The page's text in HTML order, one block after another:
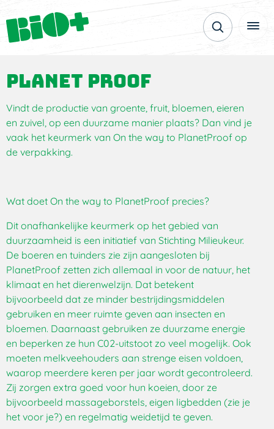
Planet proof
Vindt de productie van groente, fruit, bloemen, eieren
en zuivel, op een duurzame manier plaats? Dan vind je
vaak het keurmerk van On the way to PlanetProof op
de verpakking.
Wat doet On the way to PlanetProof precies?
Dit onafhankelijke keurmerk op het gebied van
duurzaamheid is een initiatief van Stichting Milieukeur.
De boeren en tuinders zie zijn aangesloten bij
PlanetProof zetten zich allemaal in voor de natuur, het
klimaat en het dierenwelzijn. Dat betekent
bijvoorbeeld dat ze minder bestrijdingsmiddelen
gebruiken en meer ruimte geven aan insecten en
bloemen. Daarnaast gebruiken ze duurzame energie
en beperken ze hun C02-uitstoot zo veel mogelijk. Ook
moeten melkveehouders aan strenge eisen voldoen,
waarop meerdere keren per jaar wordt gecontroleerd.
Zij zorgen extra goed voor hun koeien, door ze
bijvoorbeeld massageborstels, eigen ligbedden (zie je
het voor je?) en regelmatig weidetijd te geven.